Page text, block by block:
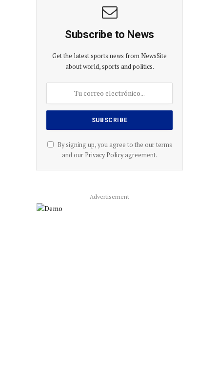
Subscribe to News
Get the latest sports news from NewsSite
about world, sports and politics.
By signing up, you agree to the our terms
and our Privacy Policyagreement.
Advertisement